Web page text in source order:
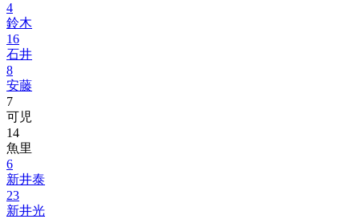
4
鈴木
16
石井
8
安藤
7
可児
14
魚里
6
新井泰
23
新井光